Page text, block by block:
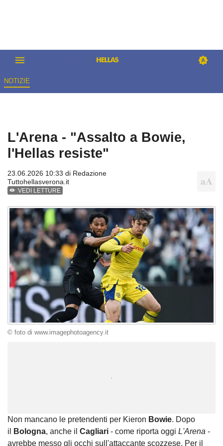
NOTIZIE
L'Arena - "Assalto a Bowie,
l'Hellas resiste"
23.06.2026 10:33 di Redazione
Tuttohellasverona.it
VEDI LETTURE
© foto di www.imagephotoagency.it
Non mancano le pretendenti per Kieron Bowie. Dopo
il
Bologna, anche il Cagliari - come riporta oggi L'Arena -
avrebbe messo gli occhi sull'attaccante scozzese. Per il